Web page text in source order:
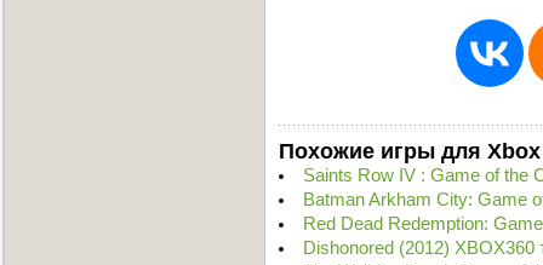
Похожие игры для Xbox
Saints Row IV : Game of the
Batman Arkham City: Game
Red Dead Redemption:
Dishonored (2012) XBOX360